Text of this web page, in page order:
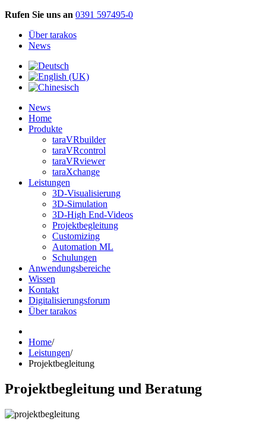
Rufen Sie uns an 0391 597495-0
Über tarakos
News
News
Home
Produkte
taraVRbuilder
taraVRcontrol
taraVRviewer
taraXchange
Leistungen
3D-Visualisierung
3D-Simulation
3D-High End-Videos
Projektbegleitung
Customizing
Automation ML
Schulungen
Anwendungsbereiche
Wissen
Kontakt
Digitalisierungsforum
Über tarakos
Home/
Leistungen/
Projektbegleitung
Projektbegleitung und Beratung